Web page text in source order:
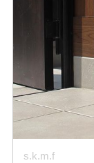
s.k.m.f